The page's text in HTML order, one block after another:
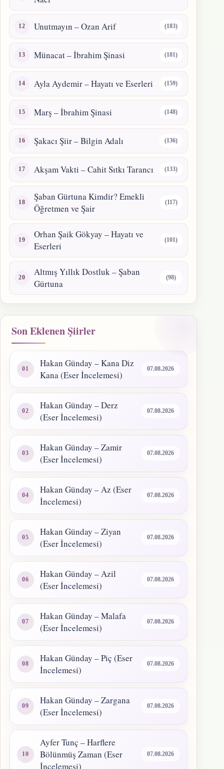
Unutmayın – Ozan Arif (183)
Münacat – İbrahim Şinasi (181)
Ayla Aydemir – Hayatı ve Eserleri (159)
Marş – İbrahim Şinasi (148)
Şakacı Şiir – Bilgin Adalı (136)
Akşam Vakti – Cahit Sıtkı Tarancı (133)
Şaban Gürtuna Kimdir? Emekli
Öğretmen ve Şair
(117)
Orhan Şaik Gökyay – Hayatı ve
Eserleri
(101)
Altmış Yıllık Dostluk – Şaban
Gürtuna
(98)
Son Eklenen Şiirler
Hakan Günday – Kana Diz
Kana (Eser İncelemesi)
07.08.2026
Hakan Günday – Derz
(Eser İncelemesi)
07.08.2026
Hakan Günday – Zamir
(Eser İncelemesi)
07.08.2026
Hakan Günday – Az (Eser
İncelemesi)
07.08.2026
Hakan Günday – Ziyan
(Eser İncelemesi)
07.08.2026
Hakan Günday – Azil
(Eser İncelemesi)
07.08.2026
Hakan Günday – Malafa
(Eser İncelemesi)
07.08.2026
Hakan Günday – Piç (Eser
İncelemesi)
07.08.2026
Hakan Günday – Zargana
(Eser İncelemesi)
07.08.2026
Ayfer Tunç – Harflere
Bölünmüş Zaman (Eser
İncelemesi)
07.08.2026